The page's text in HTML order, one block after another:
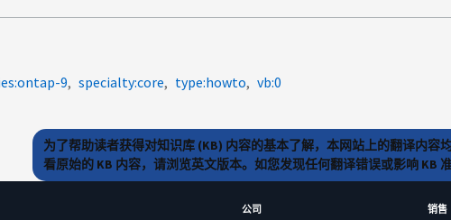
9 specialty:core type:howto vb:0
为了帮助读者获得对知识库 (KB) 内容的基本了解，本网站上的翻译内
看原始的 KB 内容，请浏览英文版本。如您发现任何翻译错误或影响 KB
公司
销售